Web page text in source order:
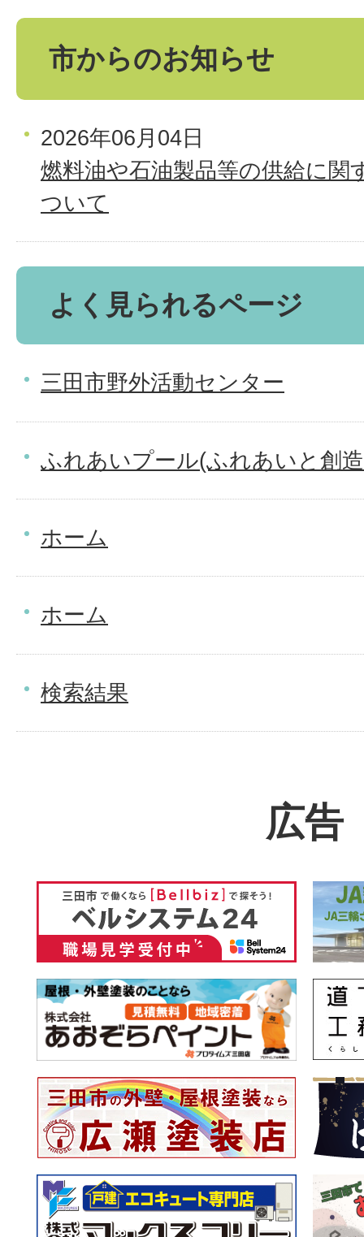
市からのお知らせ
2026年06月04日
燃料油や石油製品等の供給に関
ついて
よく見られるページ
三田市野外活動センター
ふれあいプール(ふれあいと創
ホーム
ホーム
検索結果
広告